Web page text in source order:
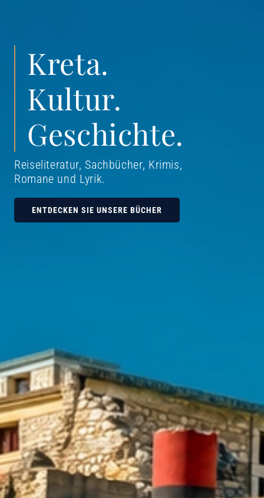
Kreta.
Kultur.
Geschichte.
Reiseliteratur, Sachbücher, Krimis,
Romane und Lyrik.
ENTDECKEN SIE UNSERE BÜCHER